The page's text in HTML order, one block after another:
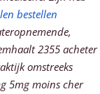
bestellen
2355 acheter
omstreeks
5mg moins cher